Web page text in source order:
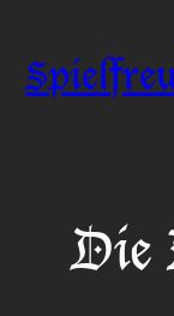
Inhalt
springen
Die